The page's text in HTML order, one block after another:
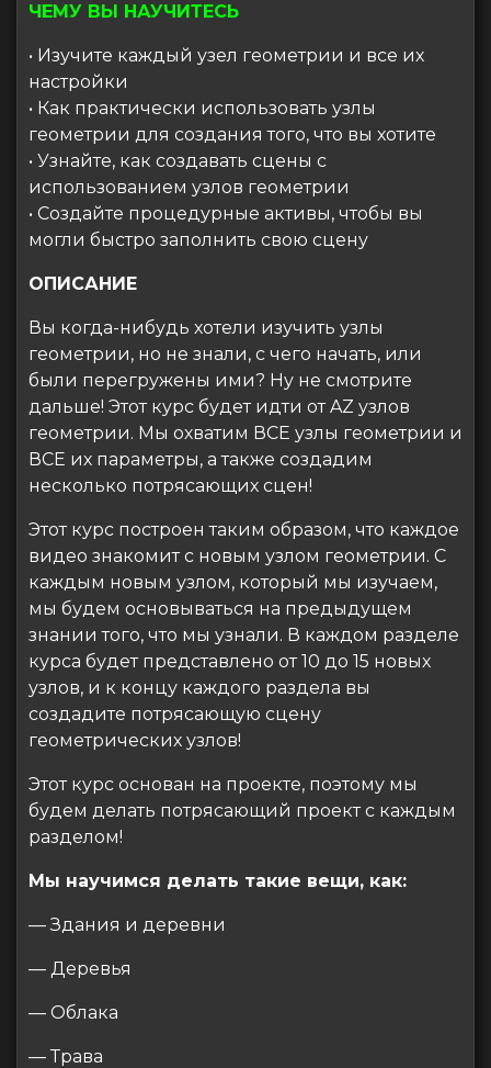
ЧЕМУ ВЫ НАУЧИТЕСЬ
• Изучите каждый узел геометрии и все их
настройки
• Как практически использовать узлы
геометрии для создания того, что вы хотите
• Узнайте, как создавать сцены с
использованием узлов геометрии
• Создайте процедурные активы, чтобы вы
могли быстро заполнить свою сцену
ОПИСАНИЕ
Вы когда-нибудь хотели изучить узлы
геометрии, но не знали, с чего начать, или
были перегружены ими? Ну не смотрите
дальше! Этот курс будет идти от AZ узлов
геометрии. Мы охватим ВСЕ узлы геометрии и
ВСЕ их параметры, а также создадим
несколько потрясающих сцен!
Этот курс построен таким образом, что каждое
видео знакомит с новым узлом геометрии. С
каждым новым узлом, который мы изучаем,
мы будем основываться на предыдущем
знании того, что мы узнали. В каждом разделе
курса будет представлено от 10 до 15 новых
узлов, и к концу каждого раздела вы
создадите потрясающую сцену
геометрических узлов!
Этот курс основан на проекте, поэтому мы
будем делать потрясающий проект с каждым
разделом!
Мы научимся делать такие вещи, как:
— Здания и деревни
— Деревья
— Облака
— Трава